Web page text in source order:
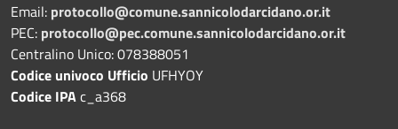
Email: protocollo@comune.sannicolodarcidano.or.it
PEC: protocollo@pec.comune.sannicolodarcidano.or.it
Centralino Unico: 078388051
Codice univoco Ufficio UFHYOY
Codice IPAc_a368